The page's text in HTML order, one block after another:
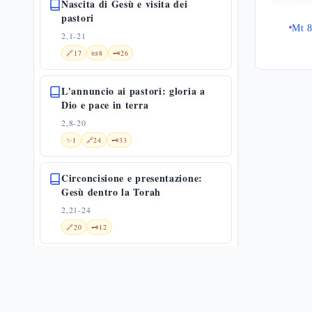
Nascita di Gesù e visita dei
pastori
2,1-21
🔗17 📜8 🗝️26
L'annuncio ai pastori: gloria a
Dio e pace in terra
2,8-20
✨1 🔗24 🗝️33
Circoncisione e presentazione:
Gesù dentro la Torah
2,21-24
🔗20 🗝️12
Mt